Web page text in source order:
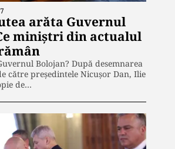
arăta Guvernul
miniștri din actualul
Bolojan? După desemnarea
către președintele Nicușor Dan, Ilie
de…